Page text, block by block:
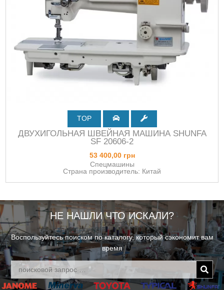
TOP
ДВУХИГОЛЬНАЯ ШВЕЙНАЯ МАШИНА SHUNFA
SF 20606-2
53 400,00 грн
Спецмашины
Страна производитель: Китай
НЕ НАШЛИ ЧТО ИСКАЛИ?
Воспользуйтесь поиском по каталогу, который сэкономит вам
время